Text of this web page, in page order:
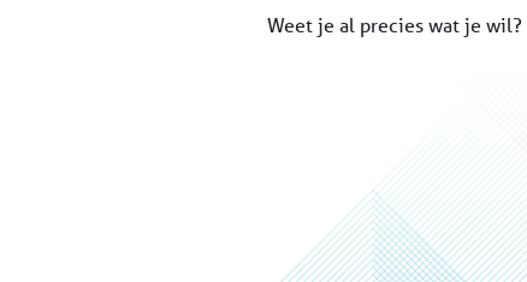
Weet je al precies wat je wil?